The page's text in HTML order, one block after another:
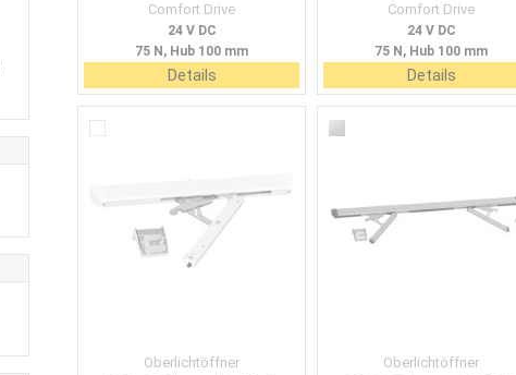
Comfort Drive
24 V DC
75 N, Hub 100 mm
Details
Comfort Drive
24 V DC
75 N, Hub 100 mm
Details
Oberlichtöffner
Oberlichtöffner